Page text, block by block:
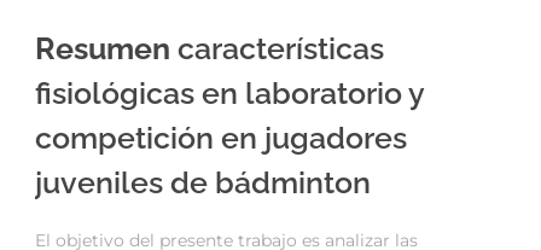
Resumen características
fisiológicas en laboratorio y
competición en jugadores
juveniles de bádminton
El objetivo del presente trabajo es analizar las